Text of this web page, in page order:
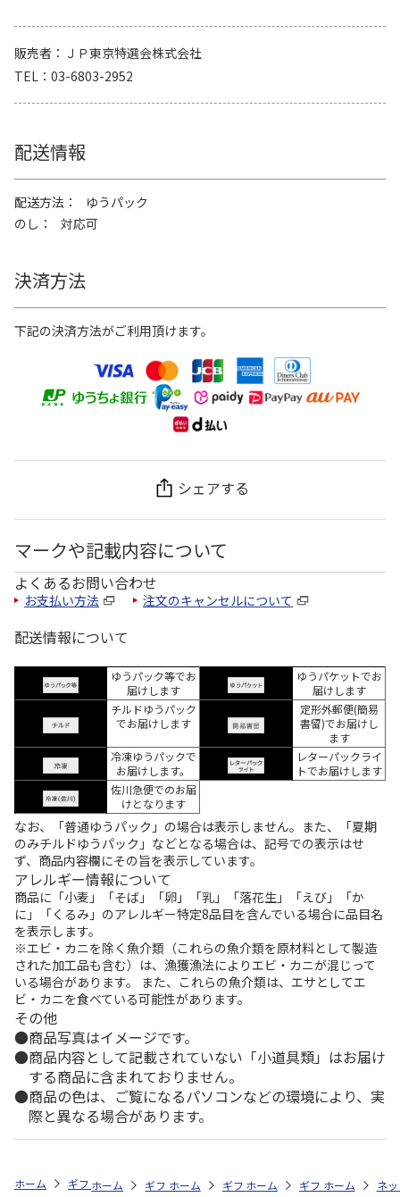
販売者
ＪＰ東京特選会株式会社
TEL
03-6803-2952
配送情報
配送方法
ゆうパック
のし
対応可
決済方法
下記の決済方法がご利用頂けます。
シェアする
マークや記載内容について
よくあるお問い合わせ
お支払い方法 注文のキャンセルについて
配送情報について
ゆうパック等でお
届けします
ゆうパケットでお
届けします
チルドゆうパック
でお届けします
定形外郵便(簡易
書留)でお届けし
ます
冷凍ゆうパックで
お届けします。
レターパックライ
トでお届けします
佐川急便でのお届
けとなります
なお、「普通ゆうパック」の場合は表示しません。また、「夏期
のみチルドゆうパック」などとなる場合は、記号での表示はせ
ず、商品内容欄にその旨を表示しています。
アレルギー情報について
商品に「小麦」「そば」「卵」「乳」「落花生」「えび」「か
に」「くるみ」のアレルギー特定8品目を含んでいる場合に品目名
を表示します。
※エビ・カニを除く魚介類（これらの魚介類を原材料として製造
された加工品も含む）は、漁獲漁法によりエビ・カニが混じって
いる場合があります。 また、これらの魚介類は、エサとしてエ
ビ・カニを食べている可能性があります。
その他
商品写真はイメージです。
商品内容として記載されていない「小道具類」はお届け
する商品に含まれておりません。
商品の色は、ご覧になるパソコンなどの環境により、実
際と異なる場合があります。
ホーム ギフトストア お中元・夏ギフト特集 2026 お菓子・スイーツ
ホーム ギフトストア お中元・夏ギフト特集 2026
ホーム ギフトストア お中元・夏ギフト
ホーム ギフトストア お
ホーム ネ